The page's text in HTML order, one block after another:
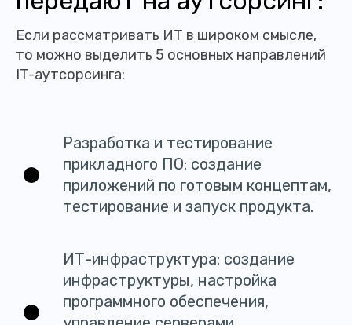
Если рассматривать ИТ в широком смысле,
то можно выделить 5 основных направлений
IT-аутсорсинга:
Разработка и тестирование
прикладного ПО: создание
приложений по готовым концептам,
тестирование и запуск продукта.
ИТ-инфраструктура: создание
инфраструктуры, настройка
программного обеспечения,